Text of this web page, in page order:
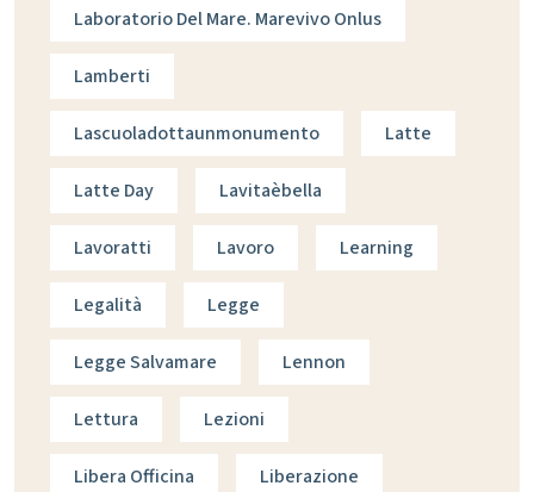
Laboratorio Del Mare. Marevivo Onlus
Lamberti
Lascuoladottaunmonumento Latte
Latte Day Lavitaèbella
Lavoratti Lavoro Learning
Legalità Legge
Legge Salvamare Lennon
Lettura Lezioni
Libera Officina Liberazione